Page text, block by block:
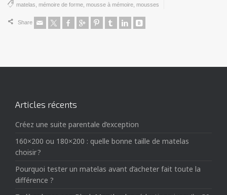
matelas mémoire de forme mousse à mémoire mousses
Share
Articles récents
Créez une suite parentale d’exception
160×200 ou 180×200 : quelle bonne taille de matelas
choisir ?
Pourquoi tester un matelas avant d’acheter fait toute la
différence ?